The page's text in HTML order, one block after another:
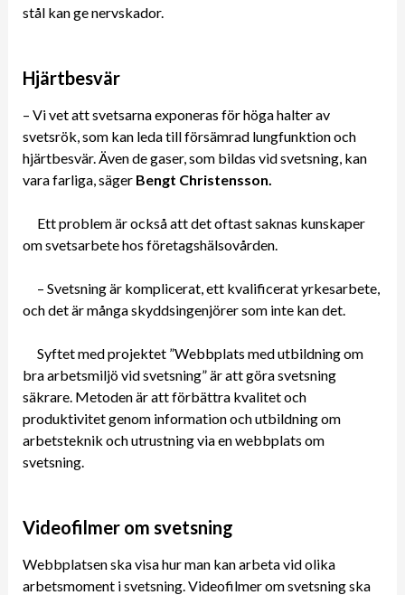
stål kan ge nervskador.
Hjärtbesvär
– Vi vet att svetsarna exponeras för höga halter av
svetsrök, som kan leda till försämrad lungfunktion och
hjärtbesvär. Även de gaser, som bildas vid svetsning, kan
vara farliga, säger Bengt Christensson.
Ett problem är också att det oftast saknas kunskaper
om svetsarbete hos företagshälsovården.
– Svetsning är komplicerat, ett kvalificerat yrkesarbete,
och det är många skyddsingenjörer som inte kan det.
Syftet med projektet ”Webbplats med utbildning om
bra arbetsmiljö vid svetsning” är att göra svetsning
säkrare. Metoden är att förbättra kvalitet och
produktivitet genom information och utbildning om
arbetsteknik och utrustning via en webbplats om
svetsning.
Videofilmer om svetsning
Webbplatsen ska visa hur man kan arbeta vid olika
arbetsmoment i svetsning. Videofilmer om svetsning ska